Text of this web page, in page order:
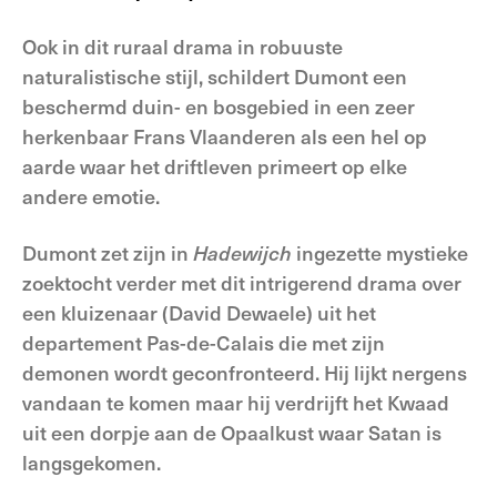
Ook in dit ruraal drama in robuuste
naturalistische stijl, schildert Dumont een
beschermd duin- en bosgebied in een zeer
herkenbaar Frans Vlaanderen als een hel op
aarde waar het driftleven primeert op elke
andere emotie.
Dumont zet zijn in Hadewijch ingezette mystieke
zoektocht verder met dit intrigerend drama over
een kluizenaar (David Dewaele) uit het
departement Pas-de-Calais die met zijn
demonen wordt geconfronteerd. Hij lijkt nergens
vandaan te komen maar hij verdrijft het Kwaad
uit een dorpje aan de Opaalkust waar Satan is
langsgekomen.